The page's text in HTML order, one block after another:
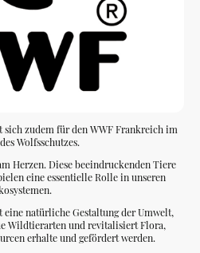
sich zudem für den WWF Frankreich im
Wolfsschutzes.
Herzen. Diese beeindruckenden Tiere
eine essentielle Rolle in unseren
natürliche Gestaltung der Umwelt,
Wildtierarten und revitalisiert Flora,
erhalte und gefördert werden.